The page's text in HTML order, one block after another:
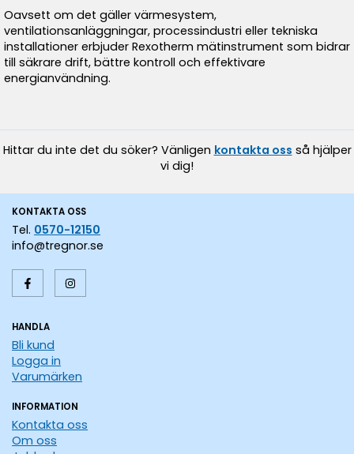
Oavsett om det gäller värmesystem,
ventilationsanläggningar, processindustri eller tekniska
installationer erbjuder Rexotherm mätinstrument som bidrar
till säkrare drift, bättre kontroll och effektivare
energianvändning.
Hittar du inte det du söker? Vänligen kontakta oss så hjälper
vi dig!
KONTAKTA OSS
Tel. 0570-12150
info@tregnor.se
HANDLA
Bli kund
Logga in
Varumärken
INFORMATION
Kontakta oss
Om oss